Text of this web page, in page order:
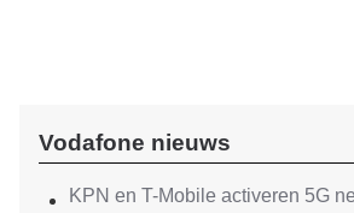
Vodafone nieuws
KPN en T-Mobile activeren 5G